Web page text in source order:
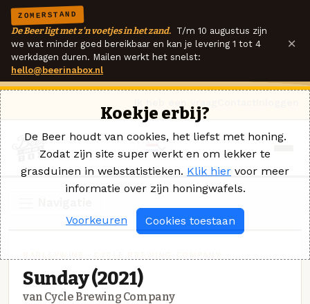
ZOMERSTAND
De Beer ligt met z'n voetjes in het zand. T/m 10 augustus zijn
we wat minder goed bereikbaar en kan je levering 1 tot 4
werkdagen duren. Mailen werkt het snelst:
hello@beerinabox.nl
×
Sunday (2021)
van Cycle Brewing Company
Koekje erbij?
De Beer houdt van cookies, het liefst met honing.
Zodat zijn site super werkt en om lekker te
grasduinen in webstatistieken. Klik hier voor meer
informatie over zijn honingwafels.
Voorkeuren Cookies toestaan